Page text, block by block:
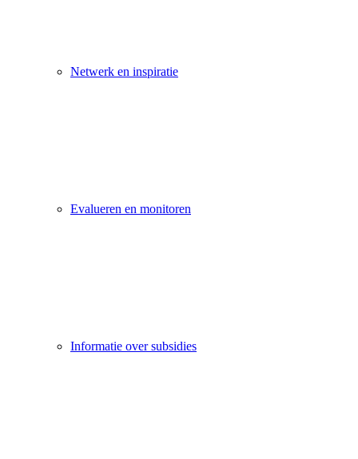
Netwerk en inspiratie
Evalueren en monitoren
Informatie over subsidies